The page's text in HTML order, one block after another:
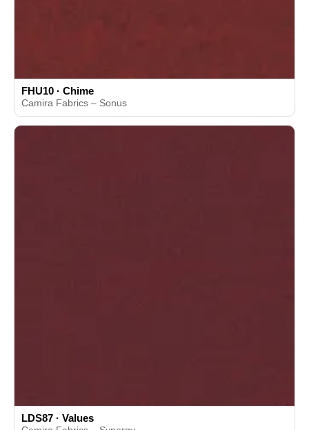
FHU10 · Chime
Camira Fabrics – Sonus
LDS87 · Values